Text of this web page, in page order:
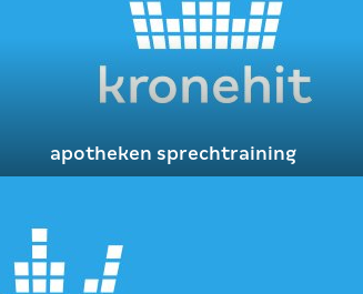
apotheken sprechtraining